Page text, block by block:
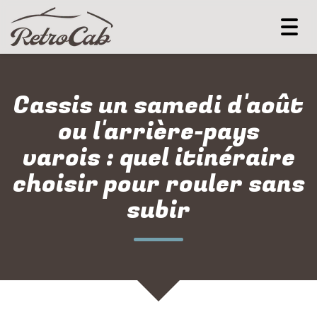
Cassis un samedi d'août
ou l'arrière-pays
varois : quel itinéraire
choisir pour rouler sans
subir